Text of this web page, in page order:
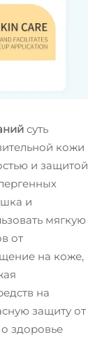
суть
кожи
и защитой
и
мягкую
от
на коже,
на
защиту от
здоровье